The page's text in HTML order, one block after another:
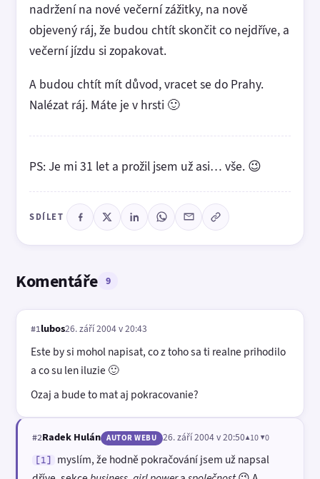
nadržení na nové večerní zážitky, na nově
objevený ráj, že budou chtít skončit co nejdříve, a
večerní jízdu si zopakovat.
A budou chtít mít důvod, vracet se do Prahy.
Nalézat ráj. Máte je v hrsti 🙂
PS: Je mi 31 let a prožil jsem už asi… vše. 😉
SDÍLET
Komentáře 9
#1lubos26. září 2004 v 20:43
Este by si mohol napisat, co z toho sa ti realne prihodilo
a co su len iluzie 🙂
Ozaj a bude to mat aj pokracovanie?
#2Radek Hulán AUTOR WEBU 26. září 2004 v 20:50▲10 ▼0
[1]
myslím, že hodně pokračování jsem už napsal